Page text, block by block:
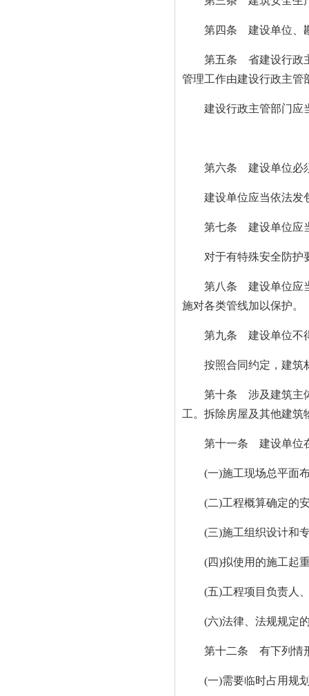
第四条 建设单位、勘
第五条 省建设行政主
管理工作由建设行政主管
建设行政主管部门应
第六条 建设单位必须
建设单位应当依法发
第七条 建设单位应当
对于有特殊安全防护要
第八条 建设单位应当
施对各类管线加以保护。
第九条 建设单位不得
按照合同约定，建筑材
第十条 涉及建筑主体
工。拆除房屋及其他建筑
第十一条 建设单位在
(一)施工现场总平面
(二)工程概算确定的安
(三)施工组织设计和专
(四)拟使用的施工起重
(五)工程项目负责人、
(六)法律、法规规定的
第十二条 有下列情形
(一)需要临时占用规划